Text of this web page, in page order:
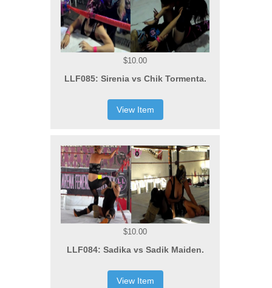
$10.00
LLF085: Sirenia vs Chik Tormenta.
View Item
$10.00
LLF084: Sadika vs Sadik Maiden.
View Item